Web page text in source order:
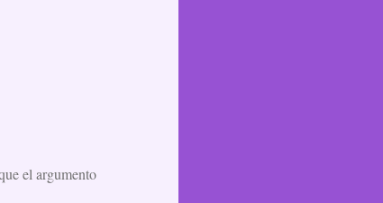
el argumento